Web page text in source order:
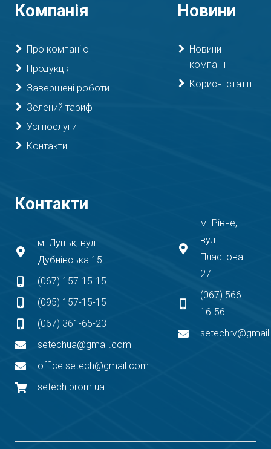
Компанія
Про компанію
Продукція
Завершені роботи
Зелений тариф
Усі послуги
Контакти
Новини
Новини
компанії
Корисні статті
Контакти
м. Луцьк, вул.
Дубнівська 15
(067) 157-15-15
(095) 157-15-15
(067) 361-65-23
setechua@gmail.com
office.setech@gmail.com
setech.prom.ua
м. Рівне,
вул.
Пластова
27
(067) 566-
16-56